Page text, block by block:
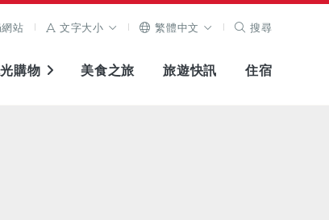
站 文字大小 繁體中文 搜尋
購物 美食之旅 旅遊快訊 住宿